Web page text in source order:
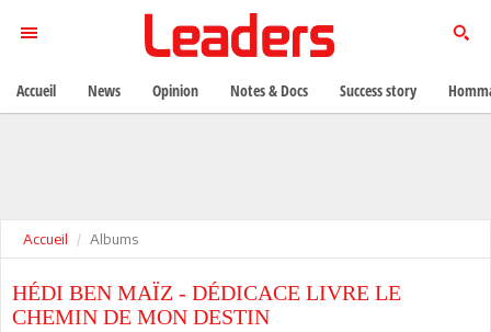
Accueil Albums
HÉDI BEN MAÏZ - DÉDICACE LIVRE LE
CHEMIN DE MON DESTIN
Accueil News Opinion Notes & Docs Success story